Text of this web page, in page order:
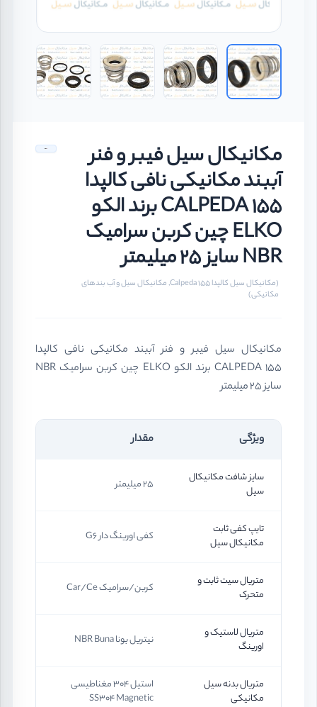
مکانیکال سیل فیبر و فنر
آببند مکانیکی نافی کالپدا
CALPEDA 155 برند الکو
ELKO چین کربن سرامیک
NBR سایز 25 میلیمتر
(مکانیکال سیل کالپدا Calpeda 155, مکانیکال سیل و آب بندهای
مکانیکی)
مکانیکال سیل فیبر و فنر آببند مکانیکی نافی کالپدا
CALPEDA 155 برند الکو ELKO چین کربن سرامیک NBR
سایز 25 میلیمتر
ویژگی مقدار
سایز شافت مکانیکال
سیل
25 میلیمتر
تایپ کفی ثابت
مکانیکال سیل
کفی اورینگ دار G6
متریال سیت ثابت و
متحرک
کربن/سرامیک Car/Ce
متریال لاستیک و
اورینگ
نیتریل بونا NBR Buna
متریال بدنه سیل
مکانیکی
استیل 304 مغناطیسی
SS304 Magnetic